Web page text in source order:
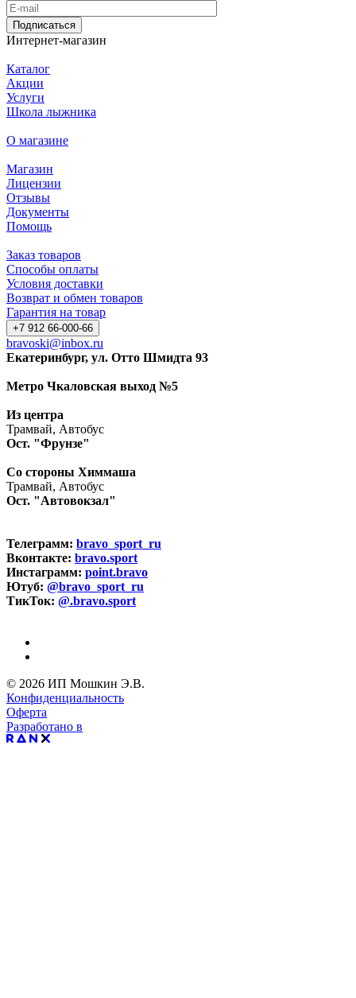
Подписаться
Интернет-магазин
Каталог
Акции
Услуги
Школа лыжника
О магазине
Магазин
Лицензии
Отзывы
Документы
Помощь
Заказ товаров
Способы оплаты
Условия доставки
Возврат и обмен товаров
Гарантия на товар
+7 912 66-000-66
bravoski@inbox.ru
Екатеринбург, ул. Отто Шмидта 93
Метро Чкаловская выход №5
Из центра
Трамвай, Автобус
Ост. "Фрунзе"
Со стороны Химмаша
Трамвай, Автобус
Ост. "Автовокзал"
Телеграмм: bravo_sport_ru
Вконтакте: bravo.sport
Инстаграмм: point.bravo
Ютуб: @bravo_sport_ru
ТикТок: @.bravo.sport
© 2026 ИП Мошкин Э.В.
Конфиденциальность
Оферта
Разработано в